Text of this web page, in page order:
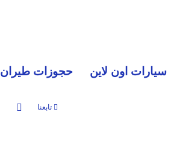
سيارات اون لاين حجوزات طيران
تابعنا